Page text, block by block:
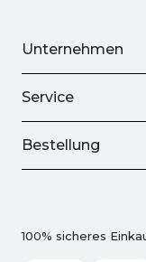
Unternehmen
Service
Bestellung
100% sicheres